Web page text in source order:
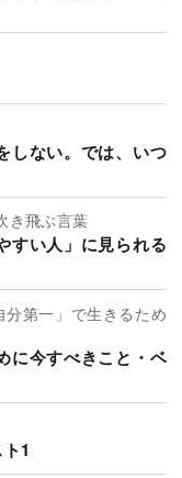
しない。では、いつ
き飛ぶ言葉
すい人」に見られる
第一」で生きるため
に今すべきこと・ベ
1